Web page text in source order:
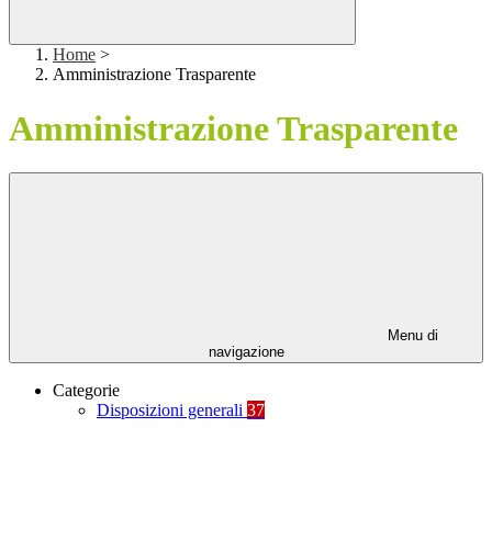
Home >
Amministrazione Trasparente
Amministrazione Trasparente
Menu di
navigazione
Categorie
Disposizioni generali 37